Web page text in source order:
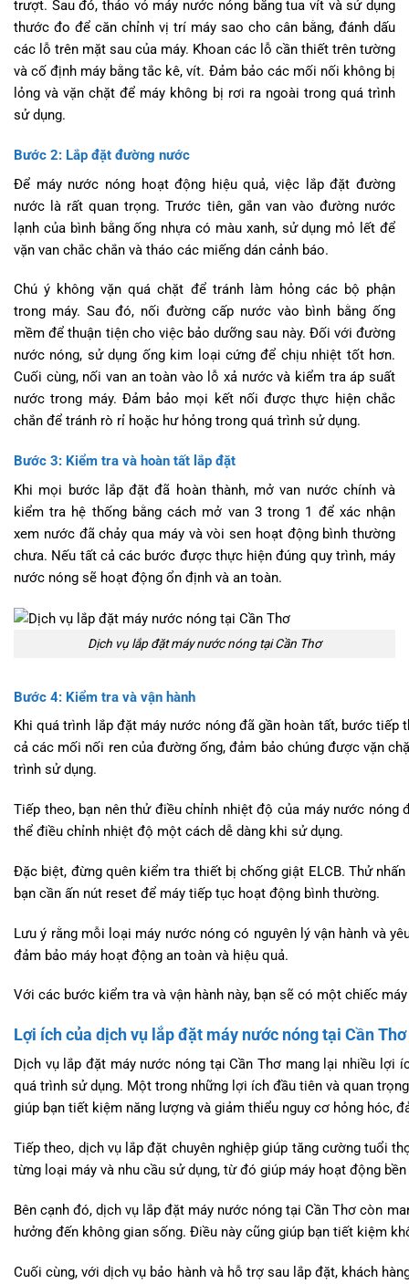
trượt. Sau đó, tháo vỏ máy nước nóng bằng tua vít và sử dụng
thước đo để căn chỉnh vị trí máy sao cho cân bằng, đánh dấu
các lỗ trên mặt sau của máy. Khoan các lỗ cần thiết trên tường
và cố định máy bằng tắc kê, vít. Đảm bảo các mối nối không bị
lỏng và vặn chặt để máy không bị rơi ra ngoài trong quá trình
sử dụng.
Bước 2: Lắp đặt đường nước
Để máy nước nóng hoạt động hiệu quả, việc lắp đặt đường
nước là rất quan trọng. Trước tiên, gắn van vào đường nước
lạnh của bình bằng ống nhựa có màu xanh, sử dụng mỏ lết để
vặn van chắc chắn và tháo các miếng dán cảnh báo.
Chú ý không vặn quá chặt để tránh làm hỏng các bộ phận
trong máy. Sau đó, nối đường cấp nước vào bình bằng ống
mềm để thuận tiện cho việc bảo dưỡng sau này. Đối với đường
nước nóng, sử dụng ống kim loại cứng để chịu nhiệt tốt hơn.
Cuối cùng, nối van an toàn vào lỗ xả nước và kiểm tra áp suất
nước trong máy. Đảm bảo mọi kết nối được thực hiện chắc
chắn để tránh rò rỉ hoặc hư hỏng trong quá trình sử dụng.
Bước 3: Kiểm tra và hoàn tất lắp đặt
Khi mọi bước lắp đặt đã hoàn thành, mở van nước chính và
kiểm tra hệ thống bằng cách mở van 3 trong 1 để xác nhận
xem nước đã chảy qua máy và vòi sen hoạt động bình thường
chưa. Nếu tất cả các bước được thực hiện đúng quy trình, máy
nước nóng sẽ hoạt động ổn định và an toàn.
Dịch vụ lắp đặt máy nước nóng tại Cần Thơ
Bước 4: Kiểm tra và vận hành
Khi quá trình lắp đặt máy nước nóng đã gần hoàn tất, bước
cả các mối nối ren của đường ống, đảm bảo chúng được vặn
trình sử dụng.
Tiếp theo, bạn nên thử điều chỉnh nhiệt độ của máy nước
thể điều chỉnh nhiệt độ một cách dễ dàng khi sử dụng.
Đặc biệt, đừng quên kiểm tra thiết bị chống giật ELCB. Thử
bạn cần ấn nút reset để máy tiếp tục hoạt động bình thường.
Lưu ý rằng mỗi loại máy nước nóng có nguyên lý vận hành và
đảm bảo máy hoạt động an toàn và hiệu quả.
Với các bước kiểm tra và vận hành này, bạn sẽ có một chiếc
Lợi ích của dịch vụ lắp đặt máy nước nóng tại Cần Thơ
Dịch vụ lắp đặt máy nước nóng tại Cần Thơ mang lại nhiều
quá trình sử dụng. Một trong những lợi ích đầu tiên và quan
giúp bạn tiết kiệm năng lượng và giảm thiểu nguy cơ hỏng hóc,
Tiếp theo, dịch vụ lắp đặt chuyên nghiệp giúp tăng cường tuổi
từng loại máy và nhu cầu sử dụng, từ đó giúp máy hoạt động
Bên cạnh đó, dịch vụ lắp đặt máy nước nóng tại Cần Thơ còn
hưởng đến không gian sống. Điều này cũng giúp bạn tiết kiệm
Cuối cùng, với dịch vụ bảo hành và hỗ trợ sau lắp đặt, khách